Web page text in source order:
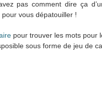
pas comment dire ça
vous dépatouiller !
pour trouver les mots pour
sous forme de jeu de